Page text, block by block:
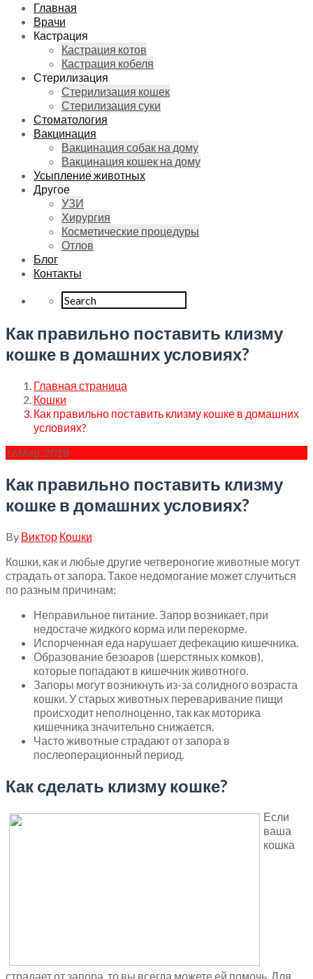
Главная
Врачи
Кастрация
Кастрация котов
Кастрация кобеля
Стерилизация
Стерилизация кошек
Стерилизация суки
Стоматология
Вакцинация
Вакцинация собак на дому
Вакцинация кошек на дому
Усыпление животных
Другое
УЗИ
Хирургия
Косметические процедуры
Отлов
Блог
Контакты
Как правильно поставить клизму
кошке в домашних условиях?
Главная страница
Кошки
Как правильно поставить клизму кошке в домашних
условиях?
16Мар, 2018
Как правильно поставить клизму
кошке в домашних условиях?
By Виктор Кошки
Кошки, как и любые другие четвероногие животные могут
страдать от запора. Такое недомогание может случиться
по разным причинам:
Неправильное питание. Запор возникает, при
недостаче жидкого корма или перекорме.
Испорченная еда нарушает дефекацию кишечника.
Образование безоаров (шерстяных комков),
которые попадают в кишечник животного.
Запоры могут возникнуть из-за солидного возраста
кошки. У старых животных переваривание пищи
происходит неполноценно, так как моторика
кишечника значительно снижается.
Часто животные страдают от запора в
послеоперационный период.
Как сделать клизму кошке?
Если
ваша
кошка
страдает от запора, то вы всегда можете ей помочь. Для